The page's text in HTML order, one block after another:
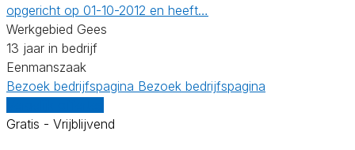
opgericht op 01-10-2012 en heeft…
Werkgebied Gees
13 jaar in bedrijf
Eenmanszaak
Bezoek bedrijfspagina Bezoek bedrijfspagina
Gratis - Vrijblijvend